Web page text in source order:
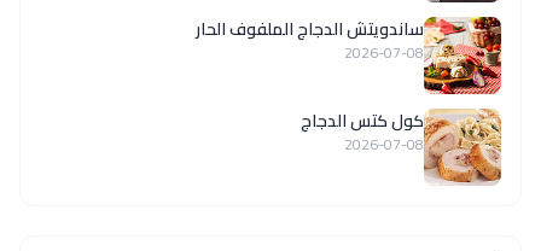
ساندويتش الدجاج الملفوف الحار
2026-07-08
كول كتس الدجاج
2026-07-08